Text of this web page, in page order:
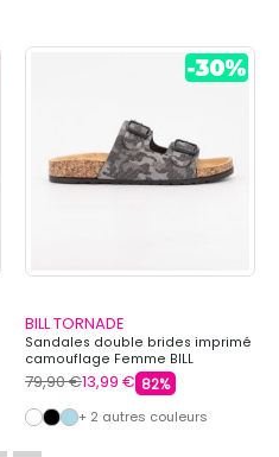
BILL TORNADE
Sandales double brides imprimé
camouflage Femme BILL
TORNADE
79,90 €13,99 € 82%
+ 2 autres couleurs